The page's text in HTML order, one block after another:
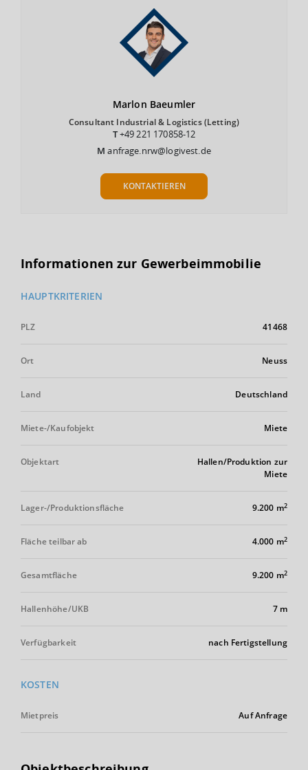
Marlon Baeumler
Consultant Industrial & Logistics (Letting)
T+49 221 170858-12
Manfrage.nrw@logivest.de
KONTAKTIEREN
Informationen zur Gewerbeimmobilie
HAUPTKRITERIEN
PLZ 41468
Ort Neuss
Land Deutschland
Miete-/Kaufobjekt Miete
Objektart
Hallen/Produktion zur
Miete
Lager-/Produktionsfläche 9.200 m2
Fläche teilbar ab 4.000 m2
Gesamtfläche 9.200 m2
Hallenhöhe/UKB 7 m
Verfügbarkeit nach Fertigstellung
KOSTEN
Mietpreis Auf Anfrage